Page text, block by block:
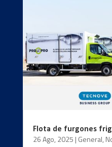
Flota de furgones
26 Ago, 2025 | General,